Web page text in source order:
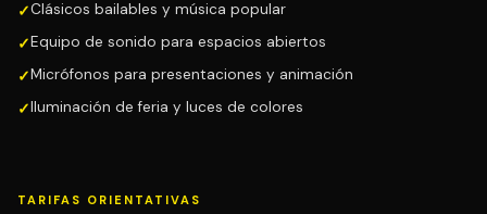
Clásicos bailables y música popular
Equipo de sonido para espacios abiertos
Micrófonos para presentaciones y animación
Iluminación de feria y luces de colores
TARIFAS ORIENTATIVAS